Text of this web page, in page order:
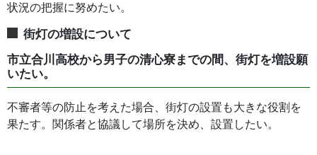
状況の把握に努めたい。
街灯の増設について
市立合川高校から男子の清心寮までの間、街灯を増設願
いたい。
不審者等の防止を考えた場合、街灯の設置も大きな役割を
果たす。関係者と協議して場所を決め、設置したい。